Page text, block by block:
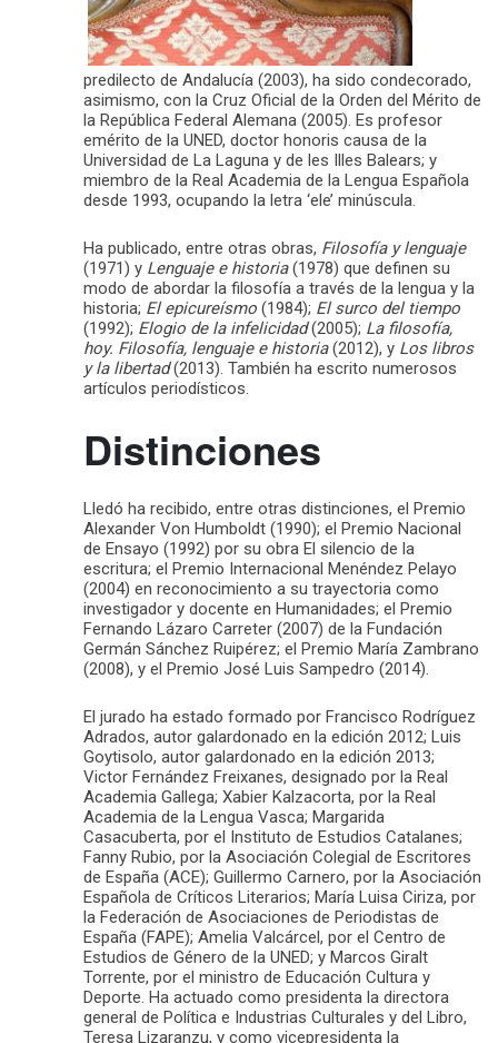
predilecto de Andalucía (2003), ha sido condecorado,
asimismo, con la Cruz Oficial de la Orden del Mérito de
la República Federal Alemana (2005). Es profesor
emérito de la UNED, doctor honoris causa de la
Universidad de La Laguna y de les Illes Balears; y
miembro de la Real Academia de la Lengua Española
desde 1993, ocupando la letra ‘ele’ minúscula.
Ha publicado, entre otras obras, Filosofía y lenguaje
(1971) y Lenguaje e historia(1978) que definen su
modo de abordar la filosofía a través de la lengua y la
historia; El epicureísmo (1984); El surco del tiempo
(1992); Elogio de la infelicidad(2005); La filosofía,
hoy. Filosofía, lenguaje e historia(2012), y Los libros
y la libertad(2013). También ha escrito numerosos
artículos periodísticos.
Distinciones
Lledó ha recibido, entre otras distinciones, el Premio
Alexander Von Humboldt (1990); el Premio Nacional
de Ensayo (1992) por su obra El silencio de la
escritura; el Premio Internacional Menéndez Pelayo
(2004) en reconocimiento a su trayectoria como
investigador y docente en Humanidades; el Premio
Fernando Lázaro Carreter (2007) de la Fundación
Germán Sánchez Ruipérez; el Premio María Zambrano
(2008), y el Premio José Luis Sampedro (2014).
El jurado ha estado formado por Francisco Rodríguez
Adrados, autor galardonado en la edición 2012; Luis
Goytisolo, autor galardonado en la edición 2013;
Victor Fernández Freixanes, designado por la Real
Academia Gallega; Xabier Kalzacorta, por la Real
Academia de la Lengua Vasca; Margarida
Casacuberta, por el Instituto de Estudios Catalanes;
Fanny Rubio, por la Asociación Colegial de Escritores
de España (ACE); Guillermo Carnero, por la Asociación
Española de Críticos Literarios; María Luisa Ciriza, por
la Federación de Asociaciones de Periodistas de
España (FAPE); Amelia Valcárcel, por el Centro de
Estudios de Género de la UNED; y Marcos Giralt
Torrente, por el ministro de Educación Cultura y
Deporte. Ha actuado como presidenta la directora
general de Política e Industrias Culturales y del Libro,
Teresa Lizaranzu, y como vicepresidenta la